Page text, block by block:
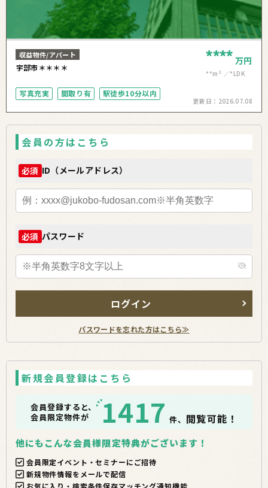
収益物件/アパート
宇部市＊＊＊＊ **** 万円
**m² *LDK
写真充実 間取り有 駅徒歩10分以内
更新日： 2026.07.08
会員の方はこちら
必須 ID（メールアドレス）
必須 パスワード
ログイン
パスワードを忘れた方はこちら≫
新規会員登録はこちら
会員登録すると、
会員限定物件が
1417 件、 閲覧可能！
他にもこんな会員様限定特典がございます！
会員限定イベント・セミナーにご招待
新規物件情報をメールで配信
お気に入り・検索条件保存マッチング通知機能